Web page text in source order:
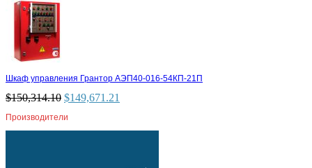
Шкаф управления Грантор АЭП40-016-54КП-21П
$150,314.10 $149,671.21
Производители